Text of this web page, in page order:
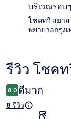
บริเวณรอบ
โชคทวี สมาย
พยาบาลกรุงเ
รีวิว
รีวิว โชค
8.0 ดีมาก
8 รีวิว